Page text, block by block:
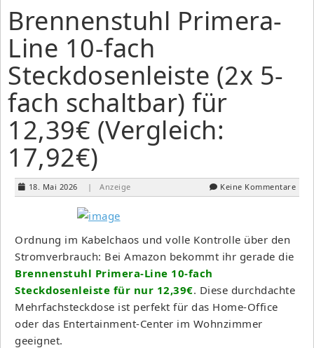
Brennenstuhl Primera-
Line 10-fach
Steckdosenleiste (2x 5-
fach schaltbar) für
12,39€ (Vergleich:
17,92€)
18. Mai 2026 | Anzeige Keine Kommentare
Ordnung im Kabelchaos und volle Kontrolle über den
Stromverbrauch: Bei Amazon bekommt ihr gerade die
Brennenstuhl Primera-Line 10-fach
Steckdosenleiste für nur 12,39€. Diese durchdachte
Mehrfachsteckdose ist perfekt für das Home-Office
oder das Entertainment-Center im Wohnzimmer
geeignet.